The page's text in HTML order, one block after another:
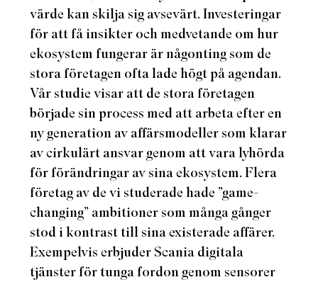
värde kan skilja sig avsevärt. Investeringar
för att få insikter och medvetande om hur
ekosystem fungerar är någonting som de
stora företagen ofta lade högt på agendan.
Vår studie visar att de stora företagen
började sin process med att arbeta efter en
ny generation av affärsmodeller som klarar
av cirkulärt ansvar genom att vara lyhörda
för förändringar av sina ekosystem. Flera
företag av de vi studerade hade ”game-
changing” ambitioner som många gånger
stod i kontrast till sina existerade affärer.
Exempelvis erbjuder Scania digitala
tjänster för tunga fordon genom sensorer